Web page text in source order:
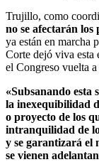
Trujillo, como
no se afectarán los
ya están en marcha
Corte dejó viva esta
el Congreso vuelta
«Subsanando esta
la inexequibilidad
o proyecto de los
intranquilidad de
y se garantizará el
se vienen